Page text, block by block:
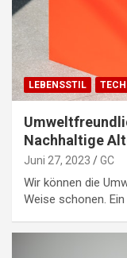
LEBENSSTIL
Nachhaltige
Juni 27, 2023 GC
Wir können die
Weise schonen.